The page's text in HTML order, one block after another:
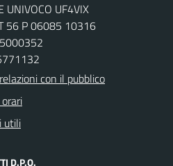
UNIVOCO UF4VIX
56 P 06085 10316
con il pubblico
utili
D.P.O.